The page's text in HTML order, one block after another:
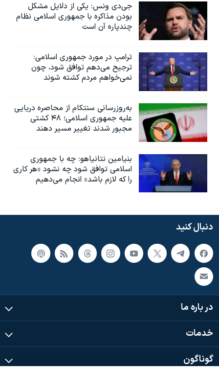
جی‌دی ونس: یکی از دلایل مشکل
بودن مذاکره با جمهوری اسلامی نظام
چندپاره آن است
ترامپ در مورد جمهوری اسلامی:
ترجیح می‌دهم توافق شود، چون
نمی‌خواهم مردم کشته شوند
به‌روزرسانی سنتکام از محاصره دریایی
علیه جمهوری اسلامی؛ ۴۸ کشتی
مجبور شدند تغییر مسیر دهند
بنیامین نتانیاهو: چه با جمهوری
اسلامی توافق شود چه نشود «هر کاری
را که لازم باشد» انجام می‌دهیم
دنبال کنید
در باره ما
خدمات
گوناگون